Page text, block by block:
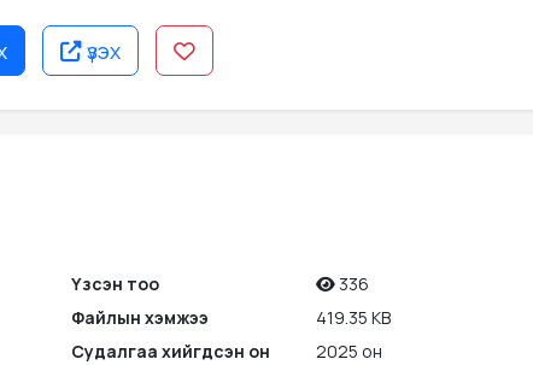
үзэх
Үзсэн тоо
336
Файлын хэмжээ
419.35 KB
Судалгаа хийгдсэн он
2025 он